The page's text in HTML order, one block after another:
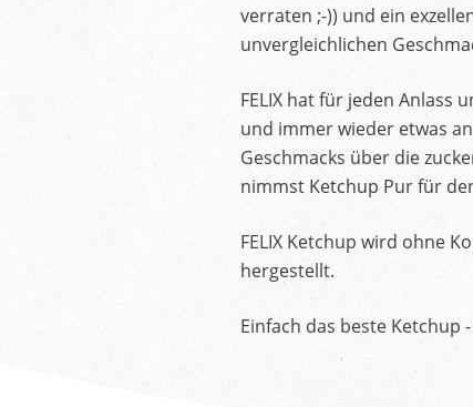
verraten ;-)) und ein
unvergleichlichen
FELIX hat für jeden Anlass
und immer wieder etwas
Geschmacks über die
nimmst Ketchup Pur für
FELIX Ketchup wird ohne
hergestellt.
Einfach das beste Ketchup